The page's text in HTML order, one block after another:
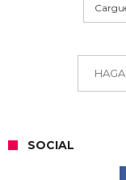
SOCIAL